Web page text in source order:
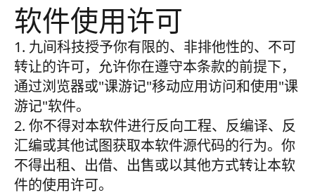
软件使用许可
1. 九间科技授予你有限的、非排他性的、不可
转让的许可，允许你在遵守本条款的前提下，
通过浏览器或"课游记"移动应用访问和使用"课
游记"软件。
2. 你不得对本软件进行反向工程、反编译、反
汇编或其他试图获取本软件源代码的行为。你
不得出租、出借、出售或以其他方式转让本软
件的使用许可。